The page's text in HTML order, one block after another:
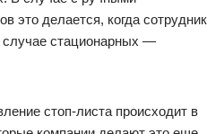
это делается, когда сотрудник
случае стационарных —
стоп-листа происходит в